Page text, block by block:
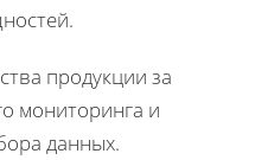
продукции за
мониторинга и
данных.